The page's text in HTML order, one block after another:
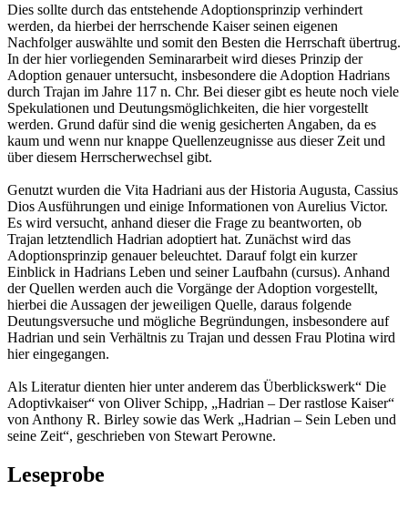
Dies sollte durch das entstehende Adoptionsprinzip verhindert
werden, da hierbei der herrschende Kaiser seinen eigenen
Nachfolger auswählte und somit den Besten die Herrschaft übertrug.
In der hier vorliegenden Seminararbeit wird dieses Prinzip der
Adoption genauer untersucht, insbesondere die Adoption Hadrians
durch Trajan im Jahre 117 n. Chr. Bei dieser gibt es heute noch viele
Spekulationen und Deutungsmöglichkeiten, die hier vorgestellt
werden. Grund dafür sind die wenig gesicherten Angaben, da es
kaum und wenn nur knappe Quellenzeugnisse aus dieser Zeit und
über diesem Herrscherwechsel gibt.
Genutzt wurden die Vita Hadriani aus der Historia Augusta, Cassius
Dios Ausführungen und einige Informationen von Aurelius Victor.
Es wird versucht, anhand dieser die Frage zu beantworten, ob
Trajan letztendlich Hadrian adoptiert hat. Zunächst wird das
Adoptionsprinzip genauer beleuchtet. Darauf folgt ein kurzer
Einblick in Hadrians Leben und seiner Laufbahn (cursus). Anhand
der Quellen werden auch die Vorgänge der Adoption vorgestellt,
hierbei die Aussagen der jeweiligen Quelle, daraus folgende
Deutungsversuche und mögliche Begründungen, insbesondere auf
Hadrian und sein Verhältnis zu Trajan und dessen Frau Plotina wird
hier eingegangen.
Als Literatur dienten hier unter anderem das Überblickswerk“ Die
Adoptivkaiser“ von Oliver Schipp, „Hadrian – Der rastlose Kaiser“
von Anthony R. Birley sowie das Werk „Hadrian – Sein Leben und
seine Zeit“, geschrieben von Stewart Perowne.
Leseprobe